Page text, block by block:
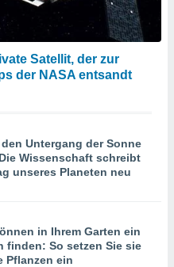
Satellit, der zur
der NASA entsandt
Untergang der Sonne
Wissenschaft schreibt
unseres Planeten neu
in Ihrem Garten ein
finden: So setzen Sie sie
Pflanzen ein